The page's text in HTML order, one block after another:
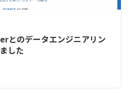
のデータエンジニアリン
した